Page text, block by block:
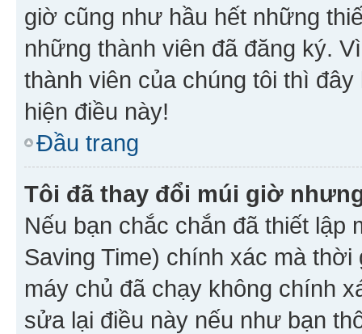
giờ cũng như hầu hết những
những thành viên đã đăng ký.
thành viên của chúng tôi thì
hiện điều này!
Đầu trang
Tôi đã thay đổi múi giờ
Nếu bạn chắc chắn đã thiết lập
Saving Time) chính xác mà
máy chủ đã chạy không chính
sửa lại điều này nếu như bạn